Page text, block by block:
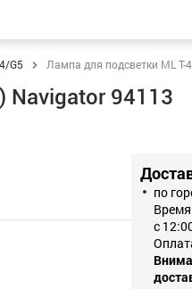
G5 Лампа для подсветки ML
Navigator 94113
по
Время
с